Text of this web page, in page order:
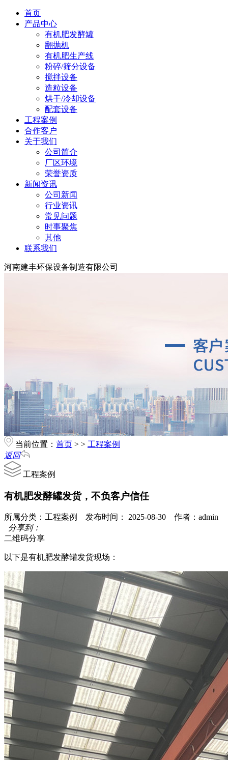
首页
产品中心
有机肥发酵罐
翻抛机
有机肥生产线
粉碎/筛分设备
搅拌设备
造粒设备
烘干/冷却设备
配套设备
工程案例
合作客户
关于我们
公司简介
厂区环境
荣誉资质
新闻资讯
公司新闻
行业资讯
常见问题
时事聚焦
其他
联系我们
河南建丰环保设备制造有限公司
当前位置： 首页 > > 工程案例
返回
工程案例
有机肥发酵罐发货，不负客户信任
所属分类：工程案例 发布时间： 2025-08-30 作者：admin
分享到：
二维码分享
以下是有机肥发酵罐发货现场：